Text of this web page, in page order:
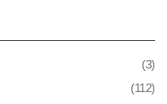
(3)
(112)